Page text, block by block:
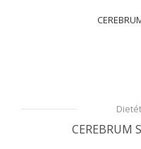
CEREBRUM